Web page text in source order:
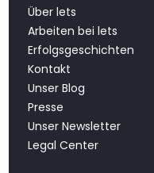
Über lets
Arbeiten bei lets
Erfolgsgeschichten
Kontakt
Unser Blog
Presse
Unser Newsletter
Legal Center